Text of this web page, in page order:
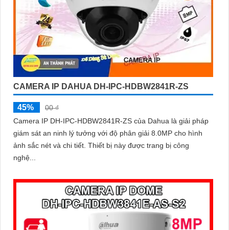
CAMERA IP DAHUA DH-IPC-HDBW2841R-ZS
45%
00 ₫
Camera IP DH-IPC-HDBW2841R-ZS của Dahua là giải pháp
giám sát an ninh lý tưởng với độ phân giải 8.0MP cho hình
ảnh sắc nét và chi tiết. Thiết bị này được trang bị công
nghệ...